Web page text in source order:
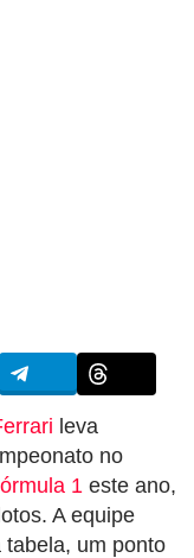
leva
no
1 este ano,
A equipe
um ponto